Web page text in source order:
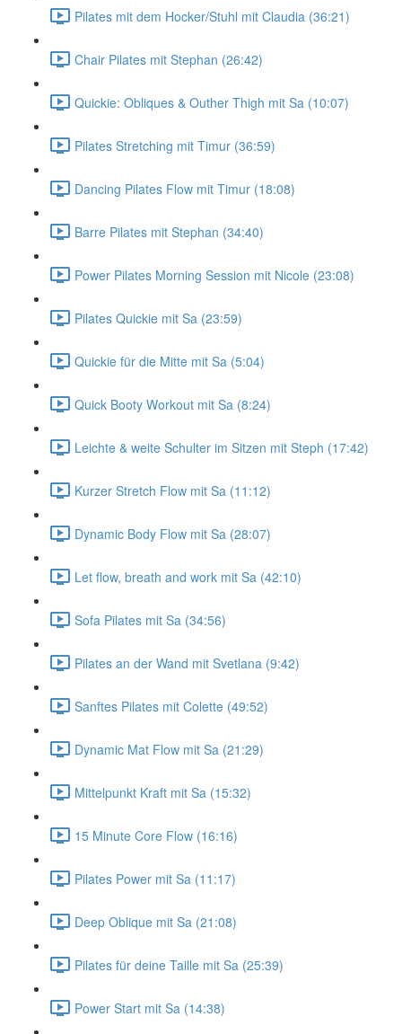
Pilates mit dem Hocker/Stuhl mit Claudia (36:21)
Chair Pilates mit Stephan (26:42)
Quickie: Obliques & Outher Thigh mit Sa (10:07)
Pilates Stretching mit Timur (36:59)
Dancing Pilates Flow mit Timur (18:08)
Barre Pilates mit Stephan (34:40)
Power Pilates Morning Session mit Nicole (23:08)
Pilates Quickie mit Sa (23:59)
Quickie für die Mitte mit Sa (5:04)
Quick Booty Workout mit Sa (8:24)
Leichte & weite Schulter im Sitzen mit Steph (17:42)
Kurzer Stretch Flow mit Sa (11:12)
Dynamic Body Flow mit Sa (28:07)
Let flow, breath and work mit Sa (42:10)
Sofa Pilates mit Sa (34:56)
Pilates an der Wand mit Svetlana (9:42)
Sanftes Pilates mit Colette (49:52)
Dynamic Mat Flow mit Sa (21:29)
Mittelpunkt Kraft mit Sa (15:32)
15 Minute Core Flow (16:16)
Pilates Power mit Sa (11:17)
Deep Oblique mit Sa (21:08)
Pilates für deine Taille mit Sa (25:39)
Power Start mit Sa (14:38)